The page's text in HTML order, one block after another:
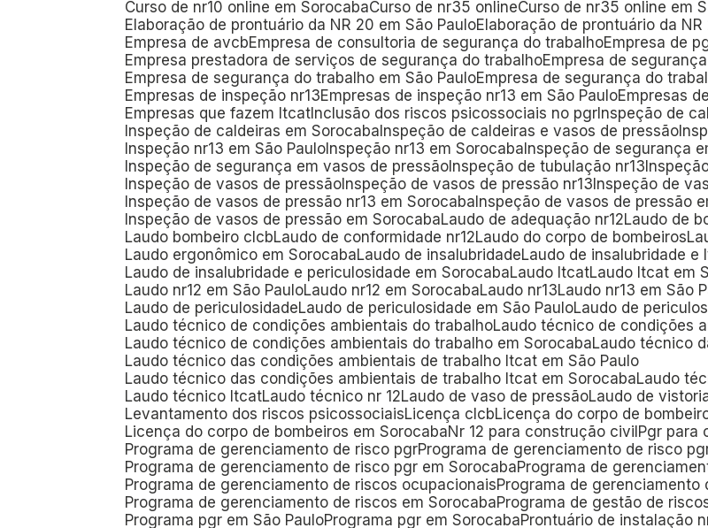
Curso de nr10 online em Sorocaba
Curso de nr35 online Curso de nr35 online em
Elaboração de prontuário da NR 20 em São Paulo
Elaboração de prontuário da
Empresa de avcb Empresa de consultoria de segurança do trabalho Empresa de
Empresa prestadora de serviços de segurança do trabalho Empresa de
Empresa de segurança do trabalho em São Paulo Empresa de segurança do
Empresas de inspeção nr13 Empresas de inspeção nr13 em São Paulo Empresas
Empresas que fazem ltcat Inclusão dos riscos psicossociais no pgr Inspeção de
Inspeção de caldeiras em Sorocaba Inspeção de caldeiras e vasos de pressão
Inspeção nr13 em São Paulo Inspeção nr13 em Sorocaba Inspeção de segurança
Inspeção de segurança em vasos de pressão Inspeção de tubulação nr13
Inspeção de vasos de pressão Inspeção de vasos de pressão nr13 Inspeção de
Inspeção de vasos de pressão nr13 em Sorocaba Inspeção de vasos de pressão
Inspeção de vasos de pressão em Sorocaba Laudo de adequação nr12 Laudo de
Laudo bombeiro clcb Laudo de conformidade nr12 Laudo do corpo de bombeiros
Laudo ergonômico em Sorocaba Laudo de insalubridade Laudo de insalubridade e
Laudo de insalubridade e periculosidade em Sorocaba Laudo ltcat Laudo ltcat em
Laudo nr12 em São Paulo Laudo nr12 em Sorocaba Laudo nr13 Laudo nr13 em São
Laudo de periculosidade Laudo de periculosidade em São Paulo Laudo de
Laudo técnico de condições ambientais do trabalho Laudo técnico de condições
Laudo técnico de condições ambientais do trabalho em Sorocaba Laudo técnico
Laudo técnico das condições ambientais de trabalho ltcat em São Paulo
Laudo técnico das condições ambientais de trabalho ltcat em Sorocaba Laudo
Laudo técnico ltcat Laudo técnico nr 12 Laudo de vaso de pressão Laudo de
Levantamento dos riscos psicossociais Licença clcb Licença do corpo de
Licença do corpo de bombeiros em Sorocaba
Nr 12 para construção civil
Pgr
Programa de gerenciamento de risco pgr Programa de gerenciamento de risco
Programa de gerenciamento de risco pgr em Sorocaba Programa de
Programa de gerenciamento de riscos ocupacionais Programa de
Programa de gerenciamento de riscos em Sorocaba Programa de gestão de
Programa pgr em São Paulo Programa pgr em Sorocaba Prontuário de instalação